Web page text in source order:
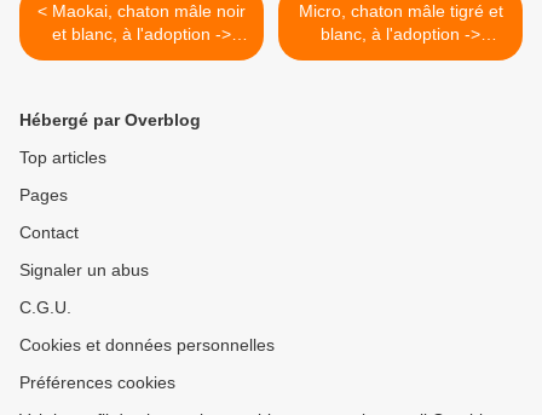
< Maokai, chaton mâle noir
et blanc, à l'adoption ->
adopté
Micro, chaton mâle tigré et
blanc, à l'adoption ->
adopté >
Hébergé par Overblog
Top articles
Pages
Contact
Signaler un abus
C.G.U.
Cookies et données personnelles
Préférences cookies